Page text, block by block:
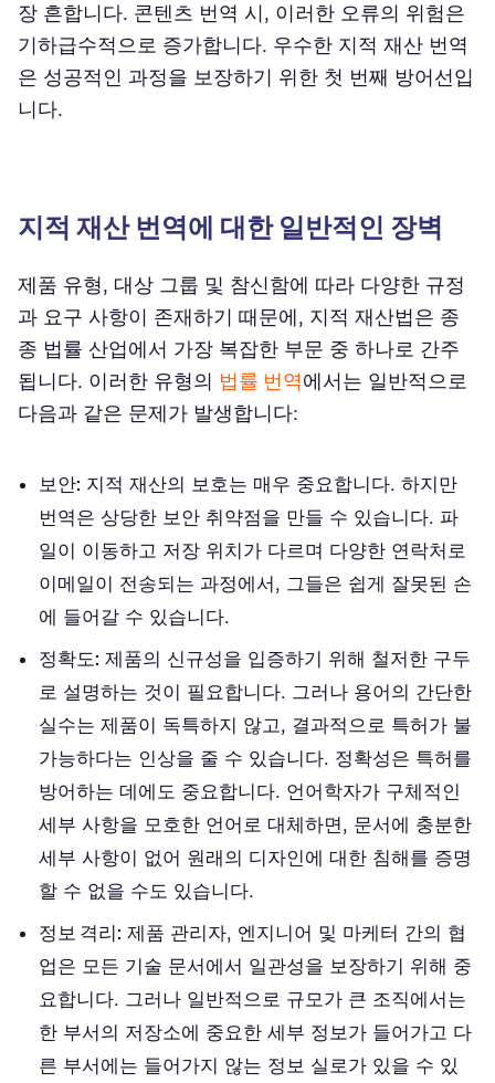
장 흔합니다. 콘텐츠 번역 시, 이러한 오류의 위험은
기하급수적으로 증가합니다. 우수한 지적 재산 번역
은 성공적인 과정을 보장하기 위한 첫 번째 방어선입
니다.
지적 재산 번역에 대한 일반적인 장벽
제품 유형, 대상 그룹 및 참신함에 따라 다양한 규정
과 요구 사항이 존재하기 때문에, 지적 재산법은 종
종 법률 산업에서 가장 복잡한 부문 중 하나로 간주
됩니다. 이러한 유형의 법률 번역에서는 일반적으로
다음과 같은 문제가 발생합니다:
보안: 지적 재산의 보호는 매우 중요합니다. 하지만
번역은 상당한 보안 취약점을 만들 수 있습니다. 파
일이 이동하고 저장 위치가 다르며 다양한 연락처로
이메일이 전송되는 과정에서, 그들은 쉽게 잘못된 손
에 들어갈 수 있습니다.
정확도: 제품의 신규성을 입증하기 위해 철저한 구두
로 설명하는 것이 필요합니다. 그러나 용어의 간단한
실수는 제품이 독특하지 않고, 결과적으로 특허가 불
가능하다는 인상을 줄 수 있습니다. 정확성은 특허를
방어하는 데에도 중요합니다. 언어학자가 구체적인
세부 사항을 모호한 언어로 대체하면, 문서에 충분한
세부 사항이 없어 원래의 디자인에 대한 침해를 증명
할 수 없을 수도 있습니다.
정보 격리: 제품 관리자, 엔지니어 및 마케터 간의 협
업은 모든 기술 문서에서 일관성을 보장하기 위해 중
요합니다. 그러나 일반적으로 규모가 큰 조직에서는
한 부서의 저장소에 중요한 세부 정보가 들어가고 다
른 부서에는 들어가지 않는 정보 실로가 있을 수 있